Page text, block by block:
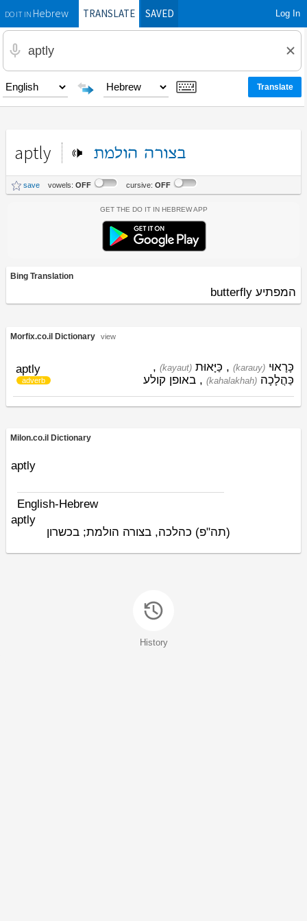
DO IT INHebrewTRANSLATE SAVED Log In
aptly בצורה הולמת
save vowels: OFF cursive: OFF
Get the Do It In Hebrew App
Bing Translation
המפתיע butterfly
Morfix.co.il Dictionary view
aptly
adverb
(karauy) כָּרָאוּי ,
(kayaut) כַּיָּאוּת ,
(kahalakhah) כַּהֲלָכָה , באופן קולע
Milon.co.il Dictionary
aptly
English-Hebrew
aptly
(תה"פ) כהלכה, בצורה הולמת; בכשרון
History